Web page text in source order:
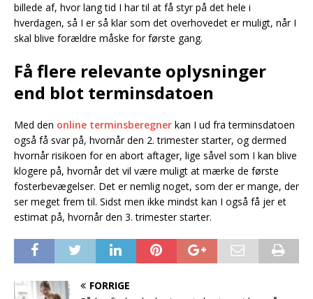
billede af, hvor lang tid I har til at få styr på det hele i
hverdagen, så I er så klar som det overhovedet er muligt, når I
skal blive forældre måske for første gang.
Få flere relevante oplysninger
end blot terminsdatoen
Med den online terminsberegner kan I ud fra terminsdatoen
også få svar på, hvornår den 2. trimester starter, og dermed
hvornår risikoen for en abort aftager, lige såvel som I kan blive
klogere på, hvornår det vil være muligt at mærke de første
fosterbevægelser. Det er nemlig noget, som der er mange, der
ser meget frem til. Sidst men ikke mindst kan I også få jer et
estimat på, hvornår den 3. trimester starter.
FORRIGE